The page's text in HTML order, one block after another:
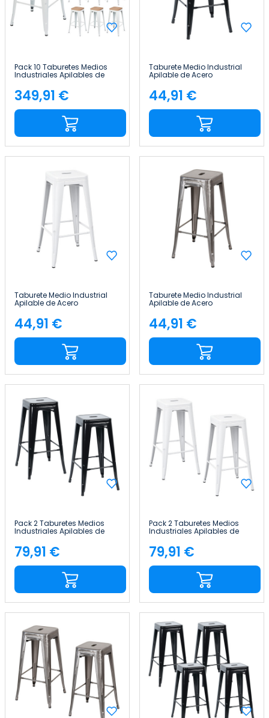
Pack 10 Taburetes Medios
Industriales Apilables de
Acero y Madera
43x43x76cm Thinia Home
Precio
349,91 €
Taburete Medio Industrial
Apilable de Acero
43x43x76cm Thinia Home
Precio
44,91 €
Taburete Medio Industrial
Apilable de Acero
43x43x76cm Thinia Home
Precio
44,91 €
Taburete Medio Industrial
Apilable de Acero
43x43x76cm Thinia Home
Precio
44,91 €
Pack 2 Taburetes Medios
Industriales Apilables de
Acero 43x43x76cm Thinia
Home
Precio
79,91 €
Pack 2 Taburetes Medios
Industriales Apilables de
Acero 43x43x76cm Thinia
Home
Precio
79,91 €